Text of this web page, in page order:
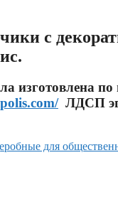
с
изготовлена
ЛДСП
для